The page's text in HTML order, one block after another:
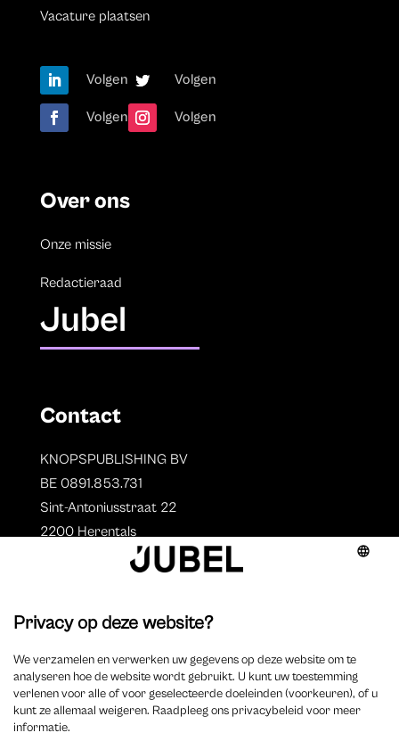
Vacature plaatsen
Volgen Volgen
Volgen Volgen
Over ons
Onze missie
Redactieraad
Jubel
Contact
KNOPSPUBLISHING BV
BE 0891.853.731
Sint-Antoniusstraat 22
2200 Herentals
Auteurs
Overzicht auteurs
Auteur worden?